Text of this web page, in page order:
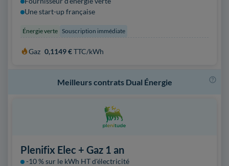
Une start-up française
Énergie verte Souscription immédiate
Gaz 0,1149 €TTC/kWh
Plenifix Elec + Gaz 1 an
-10 % sur le kWh HT d'électricité
Meilleurs contrats Dual Énergie